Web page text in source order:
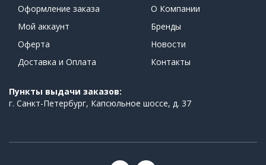
Оформление заказа
Мой аккаунт
Оферта
Доставка и Оплата
О Компании
Бренды
Новости
Контакты
Пункты выдачи заказов:
г. Санкт-Петербург, Капсюльное шоссе, д. 37